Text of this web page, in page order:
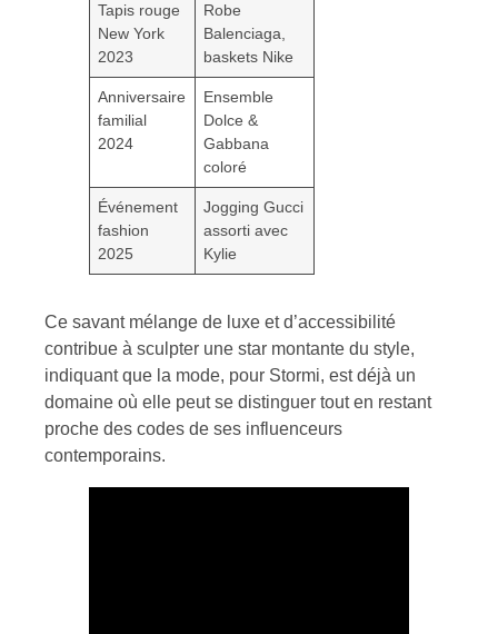
Tapis rouge
New York
2023
Robe
Balenciaga,
baskets Nike
Anniversaire
familial
2024
Ensemble
Dolce &
Gabbana
coloré
Événement
fashion
2025
Jogging Gucci
assorti avec
Kylie
Ce savant mélange de luxe et d’accessibilité
contribue à sculpter une star montante du style,
indiquant que la mode, pour Stormi, est déjà un
domaine où elle peut se distinguer tout en restant
proche des codes de ses influenceurs
contemporains.